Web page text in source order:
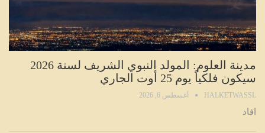
مدينة العلوم: المولد النبوي الشريف لسنة 2026
سيكون فلكياً يوم 25 أوت الجاري
HALKETWASSL أغسطس 6, 2026
افاد